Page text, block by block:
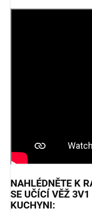
NAHLÉDNĚTE K
SE UČÍCÍ VĚŽ
KUCHYNI: